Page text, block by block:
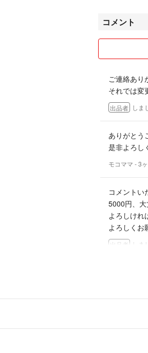
《その他》
即購入され
ご購入者様理
日本郵便か
素敵な商品を
いつもありが
コメント
ご連絡あり
それでは変
出品者 しま
ありがとう
是非よろし
モコママ - 3
コメントい
5000円、大
よろしけれ
よろしくお
出品者 しま